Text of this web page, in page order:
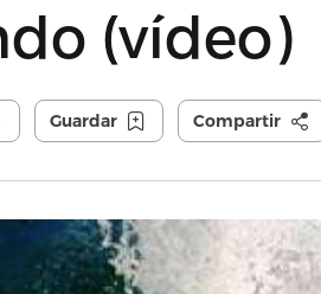
(vídeo)
Guardar Compartir